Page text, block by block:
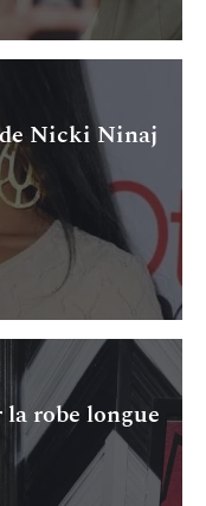
Nicki Ninaj
robe longue